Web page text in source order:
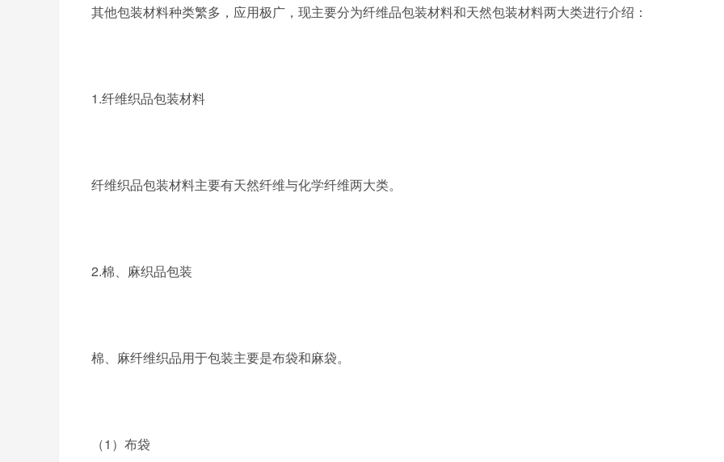
其他包装材料种类繁多，应用极广，现主要分为纤维品包装材料和天然包装材料两大类进行介绍：
1.纤维织品包装材料
纤维织品包装材料主要有天然纤维与化学纤维两大类。
2.棉、麻织品包装
棉、麻纤维织品用于包装主要是布袋和麻袋。
（1 ）布袋